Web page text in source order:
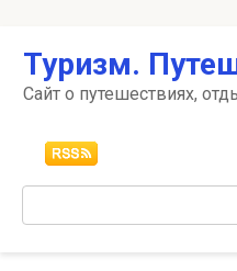
контенту
Туризм.
Сайт о путешествиях,